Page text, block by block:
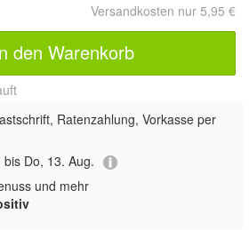
Versandkosten nur 5,95 €
den Warenkorb
Ratenzahlung, Vorkasse per
Do, 13. Aug.
und mehr